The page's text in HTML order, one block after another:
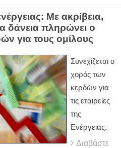
Με ακρίβεια,
δάνεια πληρώνει ο
για τους ομίλους
Συνεχίζεται ο
χορός των
κερδών για
τις εταιρείες
της
Ενέργειας,
Διαβάστε